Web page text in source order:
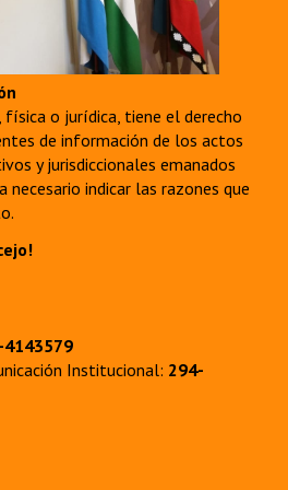
física o jurídica, tiene el derecho
de información de los actos
y jurisdiccionales emanados
necesario indicar las razones que
4143579
Institucional: 294-